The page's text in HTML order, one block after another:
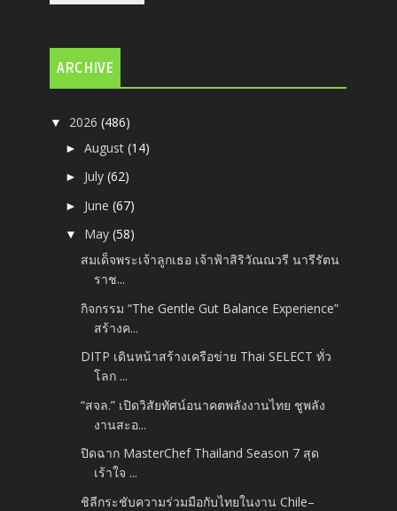
ARCHIVE
▼ 2026(486)
►August(14)
► July(62)
► June(67)
▼ May(58)
สมเด็จพระเจ้าลูกเธอ เจ้าฟ้าสิริวัณณวรี นารีรัตน
ราช...
กิจกรรม “The Gentle Gut Balance Experience”
สร้างค...
DITP เดินหน้าสร้างเครือข่าย Thai SELECT ทั่ว
โลก ...
“สจล.” เปิดวิสัยทัศน์อนาคตพลังงานไทย ชูพลัง
งานสะอ...
ปิดฉาก MasterChef Thailand Season 7 สุด
เร้าใจ ...
ชิลีกระชับความร่วมมือกับไทยในงาน Chile–